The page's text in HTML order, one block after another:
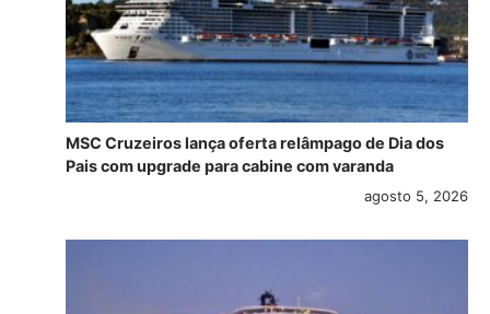
MSC Cruzeiros lança oferta relâmpago de Dia dos
Pais com upgrade para cabine com varanda
agosto 5, 2026